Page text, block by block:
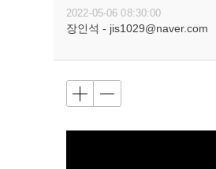
2022-05-06 08:30:00
장인석 - jis1029@naver.com